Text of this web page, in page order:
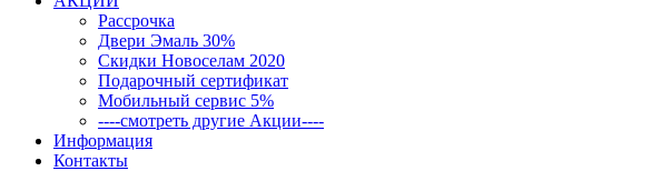
Рассрочка
Двери Эмаль 30%
Скидки Новоселам 2020
Подарочный сертификат
Мобильный сервис 5%
----смотреть другие Акции----
Информация
Контакты